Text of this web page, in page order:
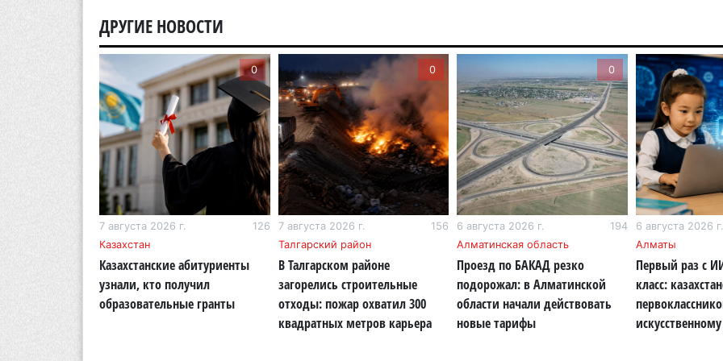
6
6
6
ДРУГИЕ НОВОСТИ
0
7 августа 2026 г.
126
Казахстан
Казахстанские абитуриенты
узнали, кто получил
образовательные гранты
0
7 августа 2026 г.
156
Талгарский район
В Талгарском районе
загорелись строительные
отходы: пожар охватил 300
квадратных метров карьера
0
6 августа 2026 г.
194
Алматинская область
Проезд по БАКАД резко
подорожал: в Алматинской
области начали действовать
новые тарифы
6 августа 2026 г.
Алматы
Первый раз с
класс: